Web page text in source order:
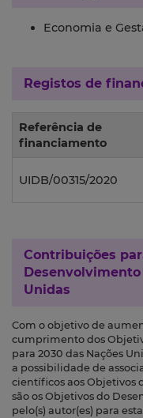
Economia e
Registos de
Referência de
financiamento
UIDB/00315/2020
Contribuições
Unidas
Com o objetivo de
cumprimento dos
para 2030 das Nações
a possibilidade de
científicos aos Objetivos
são os Objetivos do
pelo(s) autor(es) para